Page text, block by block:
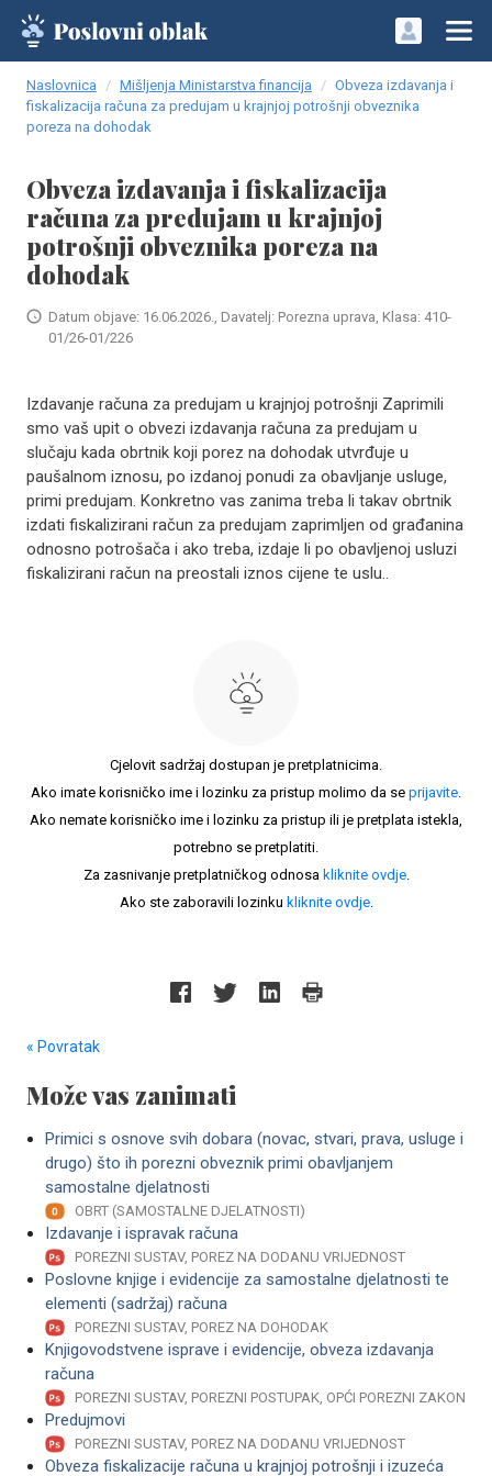
Naslovnica Mišljenja Ministarstva financija
Obveza izdavanja i
fiskalizacija računa za predujam u krajnjoj potrošnji obveznika
poreza na dohodak
Obveza izdavanja i fiskalizacija
računa za predujam u krajnjoj
potrošnji obveznika poreza na
dohodak
Datum objave: 16.06.2026., Davatelj: Porezna uprava, Klasa: 410-
01/26-01/226
Izdavanje računa za predujam u krajnjoj potrošnji Zaprimili
smo vaš upit o obvezi izdavanja računa za predujam u
slučaju kada obrtnik koji porez na dohodak utvrđuje u
paušalnom iznosu, po izdanoj ponudi za obavljanje usluge,
primi predujam. Konkretno vas zanima treba li takav obrtnik
izdati fiskalizirani račun za predujam zaprimljen od građanina
odnosno potrošača i ako treba, izdaje li po obavljenoj usluzi
fiskalizirani račun na preostali iznos cijene te uslu..
Cjelovit sadržaj dostupan je pretplatnicima.
Ako imate korisničko ime i lozinku za pristup molimo da se prijavite.
Ako nemate korisničko ime i lozinku za pristup ili je pretplata istekla,
potrebno se pretplatiti.
Za zasnivanje pretplatničkog odnosa kliknite ovdje.
Ako ste zaboravili lozinku kliknite ovdje.
« Povratak
Može vas zanimati
Primici s osnove svih dobara (novac, stvari, prava, usluge i
drugo) što ih porezni obveznik primi obavljanjem
samostalne djelatnosti
OBRT (SAMOSTALNE DJELATNOSTI)
Izdavanje i ispravak računa
POREZNI SUSTAV, POREZ NA DODANU VRIJEDNOST
Poslovne knjige i evidencije za samostalne djelatnosti te
elementi (sadržaj) računa
POREZNI SUSTAV, POREZ NA DOHODAK
Knjigovodstvene isprave i evidencije, obveza izdavanja
računa
POREZNI SUSTAV, POREZNI POSTUPAK, OPĆI POREZNI ZAKON
Predujmovi
POREZNI SUSTAV, POREZ NA DODANU VRIJEDNOST
Obveza fiskalizacije računa u krajnjoj potrošnji i izuzeća